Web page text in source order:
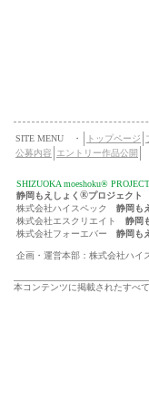
SITE MENU ・ トップページ
公募内容
エントリー作品公開
SHIZUOKA moeshoku® PROJECT
静岡もえしょく ®プロジェクト
株式会社ハイスペック 静岡も
株式会社エスクリエイト 静岡
株式会社フォーエバー 静岡も
企画・運営本部：株式会社ハ
本コンテンツに掲載されたすべ